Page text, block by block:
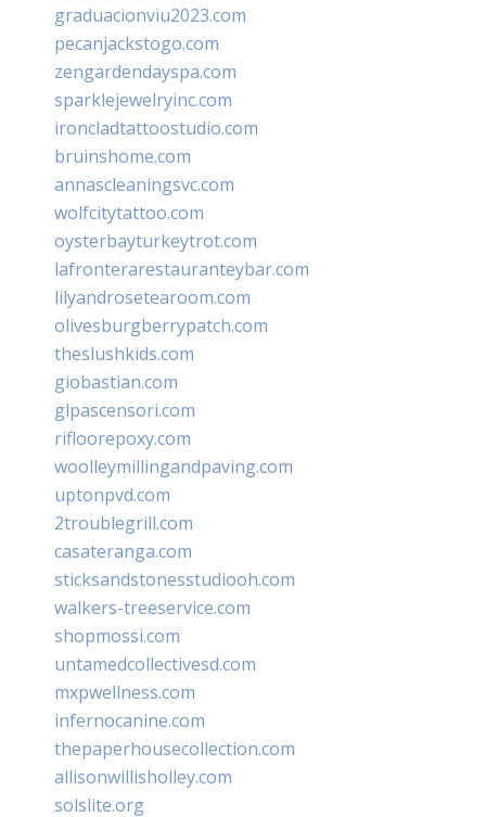
graduacionviu2023.com
pecanjackstogo.com
zengardendayspa.com
sparklejewelryinc.com
ironcladtattoostudio.com
bruinshome.com
annascleaningsvc.com
wolfcitytattoo.com
oysterbayturkeytrot.com
lafronterarestauranteybar.com
lilyandrosetearoom.com
olivesburgberrypatch.com
theslushkids.com
giobastian.com
glpascensori.com
rifloorepoxy.com
woolleymillingandpaving.com
uptonpvd.com
2troublegrill.com
casateranga.com
sticksandstonesstudiooh.com
walkers-treeservice.com
shopmossi.com
untamedcollectivesd.com
mxpwellness.com
infernocanine.com
thepaperhousecollection.com
allisonwillisholley.com
solslite.org